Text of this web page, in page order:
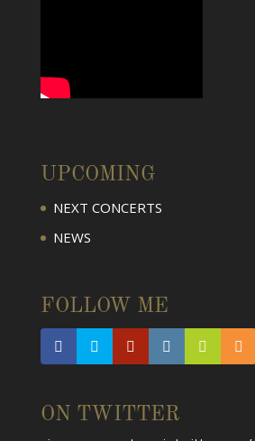
UPCOMING
NEXT CONCERTS
NEWS
FOLLOW ME
ON TWITTER
que nos ha dejado hoy. Siempre
enseñanzas cuando canté en su
Ese entusiasmo aún me